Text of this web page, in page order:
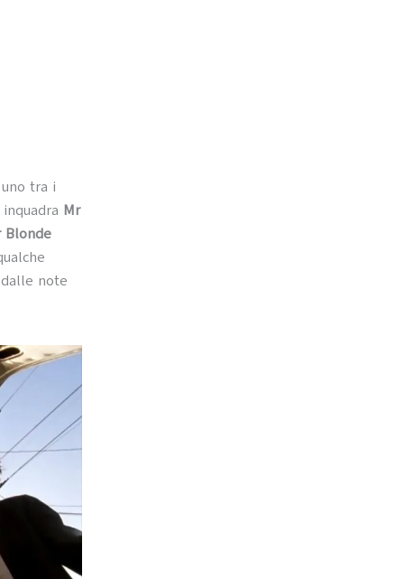
tra i
Mr
Blonde
note